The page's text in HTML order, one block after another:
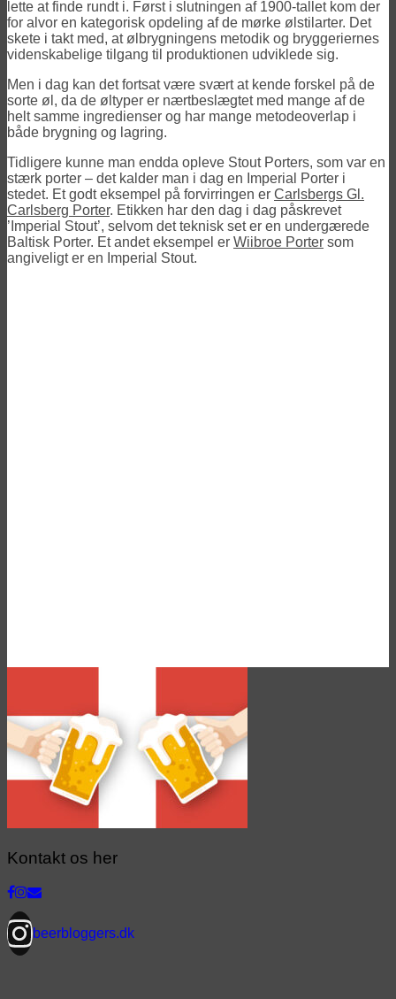
lette at finde rundt i. Først i slutningen af 1900-tallet kom der
for alvor en kategorisk opdeling af de mørke ølstilarter. Det
skete i takt med, at ølbrygningens metodik og bryggeriernes
videnskabelige tilgang til produktionen udviklede sig.
Men i dag kan det fortsat være svært at kende forskel på de
sorte øl, da de øltyper er nærtbeslægtet med mange af de
helt samme ingredienser og har mange metodeoverlap i
både brygning og lagring.
Tidligere kunne man endda opleve Stout Porters, som var en
stærk porter – det kalder man i dag en Imperial Porter i
stedet. Et godt eksempel på forvirringen er Carlsbergs Gl.
Carlsberg Porter. Etikken har den dag i dag påskrevet
’Imperial Stout’, selvom det teknisk set er en undergærede
Baltisk Porter. Et andet eksempel er Wiibroe Porter som
angiveligt er en Imperial Stout.
Kontakt os her
beerbloggers.dk